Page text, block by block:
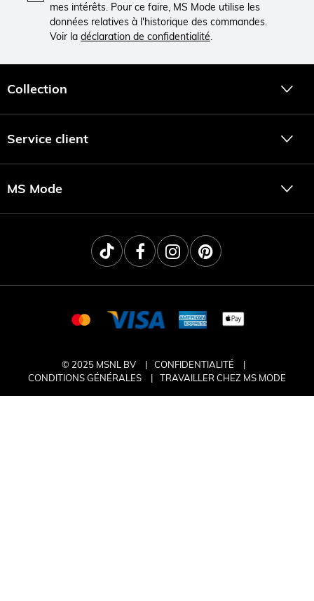
mes intérêts. Pour ce faire, MS Mode utilise les
données relatives à l'historique des commandes.
Voir la déclaration de confidentialité.
Collection
Service client
MS Mode
© 2025 MSNL BV
CONFIDENTIALITÉ
CONDITIONS GÉNÉRALES
TRAVAILLER CHEZ MS MODE